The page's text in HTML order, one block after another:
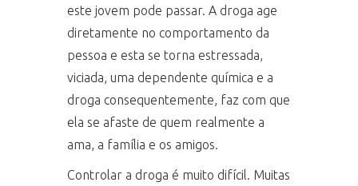
este jovem pode passar. A droga age
diretamente no comportamento da
pessoa e esta se torna estressada,
viciada, uma dependente química e a
droga consequentemente, faz com que
ela se afaste de quem realmente a
ama, a família e os amigos.
Controlar a droga é muito difícil. Muitas